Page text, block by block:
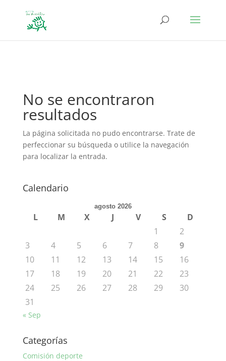
No se encontraron
resultados
La página solicitada no pudo encontrarse. Trate de
perfeccionar su búsqueda o utilice la navegación
para localizar la entrada.
Calendario
agosto 2026
L M X J V S
D
1
2
3
4 5 6 7 8
9
10
11 12 13 14 15
16
17
18 19 20 21 22
23
24
25 26 27 28 29
30
31
« Sep
Categorías
Comisión deporte